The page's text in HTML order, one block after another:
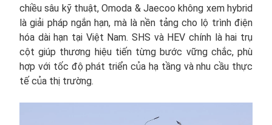
chiều sâu kỹ thuật, Omoda & Jaecoo không xem hybrid
là giải pháp ngắn hạn, mà là nền tảng cho lộ trình điện
hóa dài hạn tại Việt Nam. SHS và HEV chính là hai trụ
cột giúp thương hiệu tiến từng bước vững chắc, phù
hợp với tốc độ phát triển của hạ tầng và nhu cầu thực
tế của thị trường.